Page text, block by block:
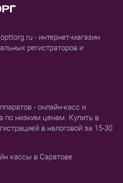
- интернет-магазин
регистраторов и
- онлайн-касс и
по низким ценам. Купить в
в налоговой за 15-30
кассы в Саратове